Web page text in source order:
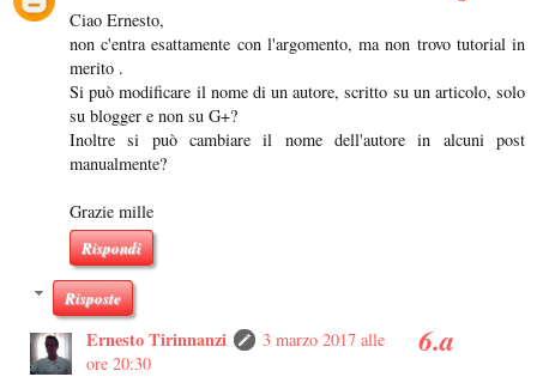
Ciao Ernesto,
non c'entra esattamente con l'argomento, ma non trovo tutorial in
merito .
Si può modificare il nome di un autore, scritto su un articolo, solo
su blogger e non su G+?
Inoltre si può cambiare il nome dell'autore in alcuni post
manualmente?
Grazie mille
Rispondi
Risposte
Ernesto Tirinnanzi
3 marzo 2017 alle
ore 20:30